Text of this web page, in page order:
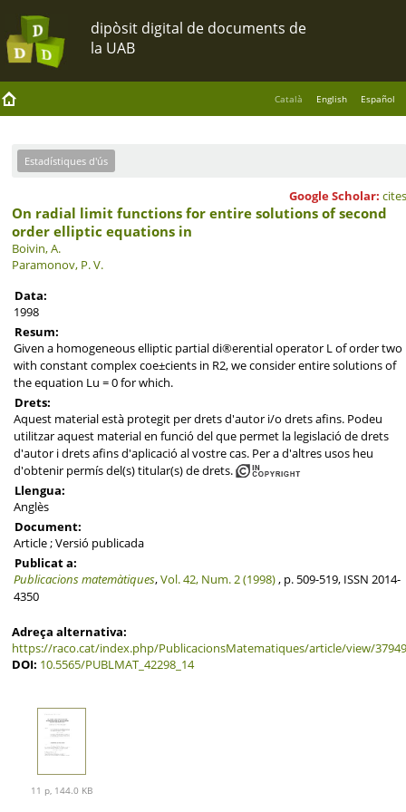
Català English Español
Estadístiques d'ús
Google Scholar:
On radial limit functions for entire solutions of second
order elliptic equations in
Boivin, A.
Paramonov, P. V.
Data:
1998
Resum:
Given a homogeneous elliptic partial di®erential operator L of order two
with constant complex coe±cients in R2, we consider entire solutions of
the equation Lu = 0 for which.
Drets:
Aquest material està protegit per drets d'autor i/o drets afins. Podeu
utilitzar aquest material en funció del que permet la legislació de drets
d'autor i drets afins d'aplicació al vostre cas. Per a d'altres usos heu
d'obtenir permís del(s) titular(s) de drets.
Llengua:
Anglès
Document:
Article ; Versió publicada
Publicat a:
Publicacions matemàtiques,Vol. 42, Num. 2 (1998), p. 509-519, ISSN 2014-
4350
Adreça alternativa:
https://raco.cat/index.php/PublicacionsMatematiques/article/view/
DOI: 10.5565/PUBLMAT_42298_14
11 p, 144.0 KB